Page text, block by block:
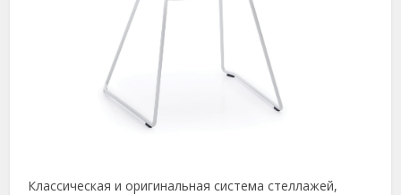
Классическая и оригинальная система стеллажей,